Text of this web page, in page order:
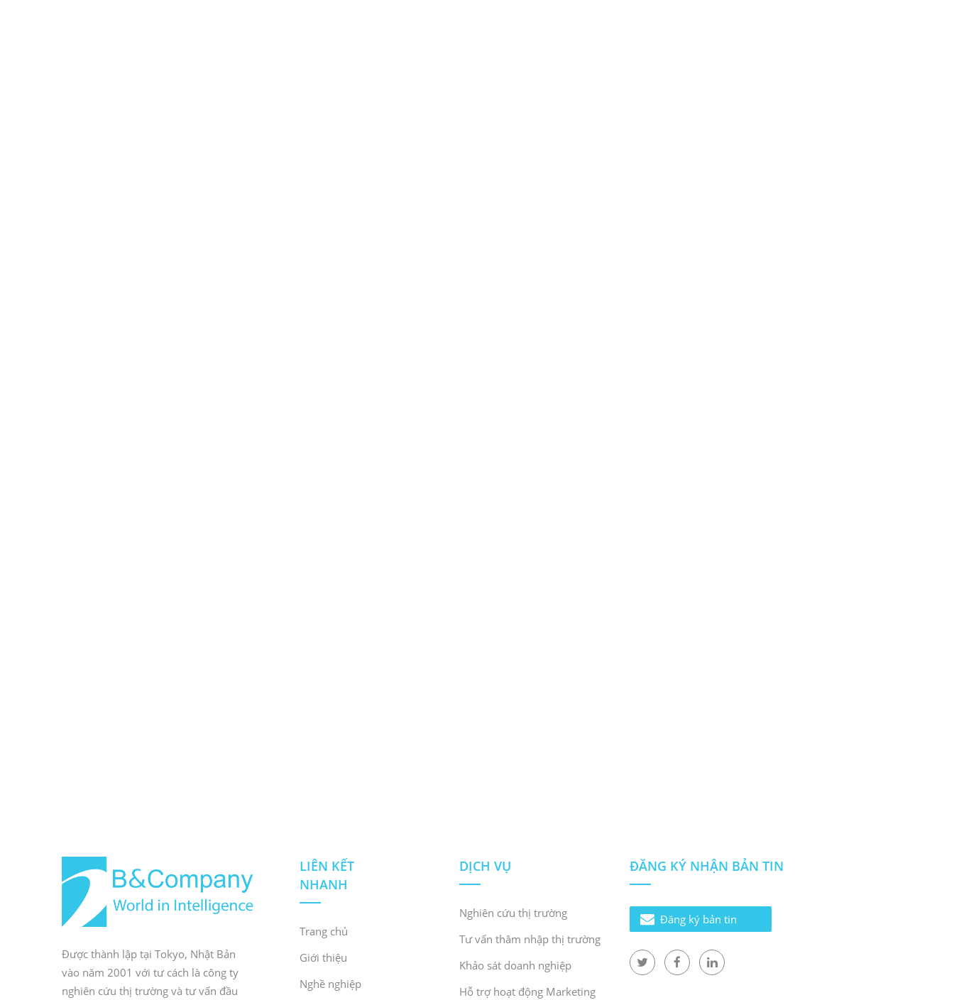
Được thành lập tại Tokyo, Nhật Bản
vào năm 2001 với tư cách là công ty
nghiên cứu thị trường và tư vấn đầu
LIÊN KẾT
NHANH
Trang chủ
Giới thiệu
Nghề nghiệp
DỊCH VỤ
Nghiên cứu thị trường
Tư vấn thâm nhập thị trường
Khảo sát doanh nghiệp
Hỗ trợ hoạt động Marketing
ĐĂNG KÝ NHẬN BẢN TIN
Đăng ký bản tin